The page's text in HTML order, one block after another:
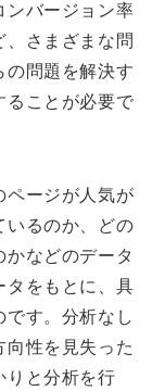
ンバージョン率
、さまざまな問
の問題を解決す
ることが必要で
ページが人気が
いるのか、どの
かなどのデータ
タをもとに、具
す。分析なし
向性を見失った
りと分析を行